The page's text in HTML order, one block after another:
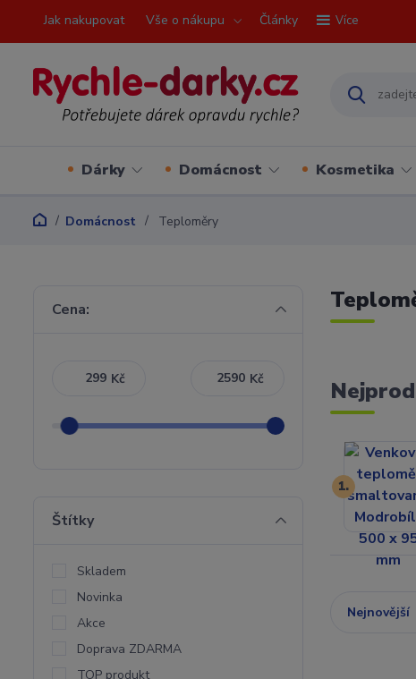
Jak nakupovat Vše o nákupu Články Více
Dárky Domácnost Kosmetika
Domácnost Teploměry
1.
Nejnovější
Cena:
Kč Kč
Štítky
Skladem
Novinka
Akce
Doprava ZDARMA
TOP produkt